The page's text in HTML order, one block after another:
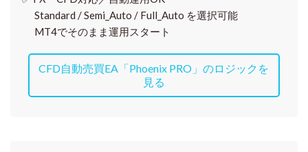
Standard / Semi_Auto / Full_Auto を選択可能
MT4でそのまま運用スタート
CFD自動売買EA「Phoenix PRO」のロジックを
見る